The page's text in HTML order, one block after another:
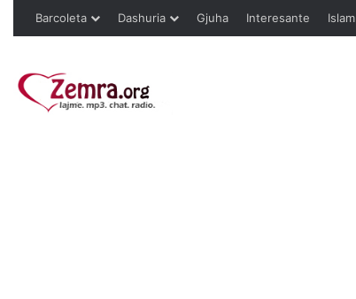
Barcoleta Dashuria Gjuha Interesante Islam